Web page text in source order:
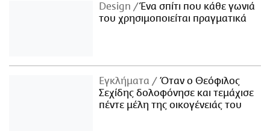
Design
Ένα σπίτι που κάθε γωνιά
του χρησιμοποιείται πραγματικά
Εγκλήματα
Όταν ο Θεόφιλος
Σεχίδης δολοφόνησε και τεμάχισε
πέντε μέλη της οικογένειάς του